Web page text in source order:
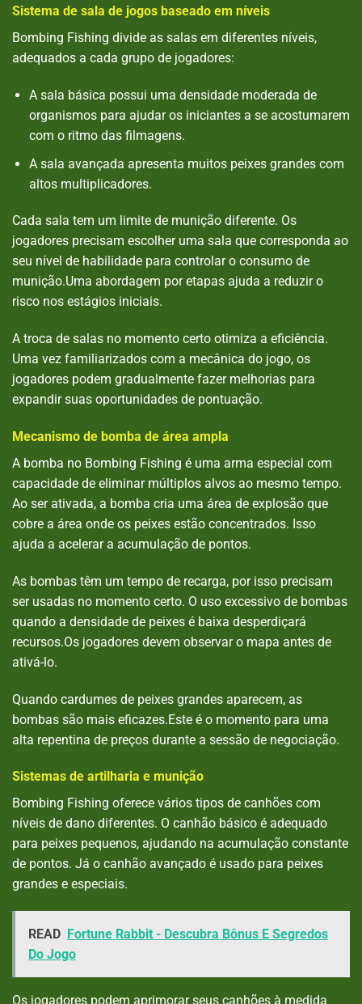
Sistema de sala de jogos baseado em níveis
Bombing Fishing divide as salas em diferentes níveis,
adequados a cada grupo de jogadores:
A sala básica possui uma densidade moderada de
organismos para ajudar os iniciantes a se acostumarem
com o ritmo das filmagens.
A sala avançada apresenta muitos peixes grandes com
altos multiplicadores.
Cada sala tem um limite de munição diferente. Os
jogadores precisam escolher uma sala que corresponda ao
seu nível de habilidade para controlar o consumo de
munição.Uma abordagem por etapas ajuda a reduzir o
risco nos estágios iniciais.
A troca de salas no momento certo otimiza a eficiência.
Uma vez familiarizados com a mecânica do jogo, os
jogadores podem gradualmente fazer melhorias para
expandir suas oportunidades de pontuação.
Mecanismo de bomba de área ampla
A bomba no Bombing Fishing é uma arma especial com
capacidade de eliminar múltiplos alvos ao mesmo tempo.
Ao ser ativada, a bomba cria uma área de explosão que
cobre a área onde os peixes estão concentrados. Isso
ajuda a acelerar a acumulação de pontos.
As bombas têm um tempo de recarga, por isso precisam
ser usadas no momento certo. O uso excessivo de bombas
quando a densidade de peixes é baixa desperdiçará
recursos.Os jogadores devem observar o mapa antes de
ativá-lo.
Quando cardumes de peixes grandes aparecem, as
bombas são mais eficazes.Este é o momento para uma
alta repentina de preços durante a sessão de negociação.
Sistemas de artilharia e munição
Bombing Fishing oferece vários tipos de canhões com
níveis de dano diferentes. O canhão básico é adequado
para peixes pequenos, ajudando na acumulação constante
de pontos. Já o canhão avançado é usado para peixes
grandes e especiais.
READ Fortune Rabbit - Descubra Bônus E Segredos
Do Jogo
Os jogadores podem aprimorar seus canhões à medida